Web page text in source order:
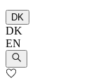
DK
DK
EN